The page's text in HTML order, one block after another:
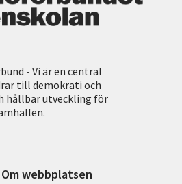
- Vi är en central
till demokrati och
hållbar utveckling för
Om webbplatsen